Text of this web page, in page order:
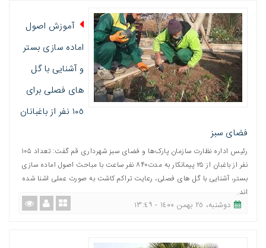
آموزش اصول
اماده سازی بستر
و آشنایی با گل
های فصلی برای
١٠٥ نفر از باغبانان
فضای سبز
رئیس اداره نظارت سازمان پارک‌ها و فضای سبز شهرداری قم گفت: تعداد ۱۰۵
نفر از باغبان از ۲۵ پیمانکار به مدت۸۴۰ نفر ساعت با مباحث اصول اماده سازی
بستر، آشنایی با گل های فصلی، رعایت تراکم کاشت به صورت عملی اشنا شده
اند.
دوشنبه، ٢٥ بهمن ١٤٠٠ - ١٣:٤٩